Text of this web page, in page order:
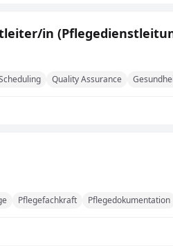
in
Quality Assurance
Pflegefachkraft Pflegedokumentation